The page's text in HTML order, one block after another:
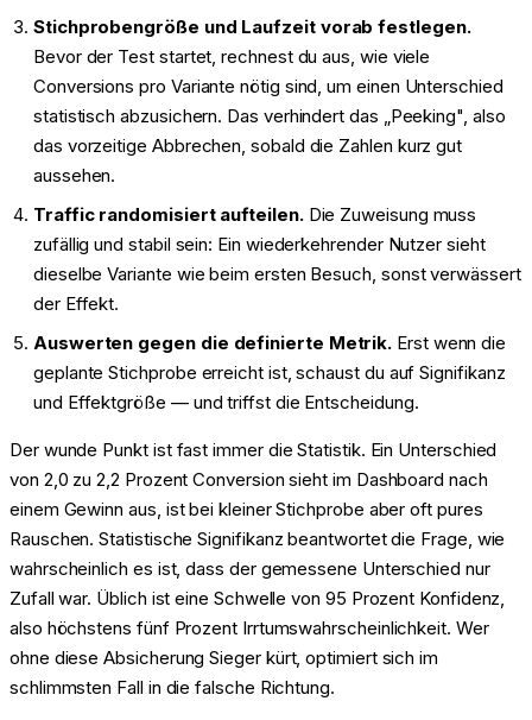
Stichprobengröße und Laufzeit vorab festlegen.
Bevor der Test startet, rechnest du aus, wie viele
Conversions pro Variante nötig sind, um einen Unterschied
statistisch abzusichern. Das verhindert das „Peeking", also
das vorzeitige Abbrechen, sobald die Zahlen kurz gut
aussehen.
Traffic randomisiert aufteilen.Die Zuweisung muss
zufällig und stabil sein: Ein wiederkehrender Nutzer sieht
dieselbe Variante wie beim ersten Besuch, sonst verwässert
der Effekt.
Auswerten gegen die definierte Metrik. Erst wenn die
geplante Stichprobe erreicht ist, schaust du auf Signifikanz
und Effektgröße — und triffst die Entscheidung.
Der wunde Punkt ist fast immer die Statistik. Ein Unterschied
von 2,0 zu 2,2 Prozent Conversion sieht im Dashboard nach
einem Gewinn aus, ist bei kleiner Stichprobe aber oft pures
Rauschen. Statistische Signifikanz beantwortet die Frage, wie
wahrscheinlich es ist, dass der gemessene Unterschied nur
Zufall war. Üblich ist eine Schwelle von 95 Prozent Konfidenz,
also höchstens fünf Prozent Irrtumswahrscheinlichkeit. Wer
ohne diese Absicherung Sieger kürt, optimiert sich im
schlimmsten Fall in die falsche Richtung.